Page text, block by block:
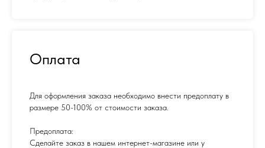
Оплата
Для оформления заказа необходимо внести предоплату в
размере 50-100% от стоимости заказа.
Предоплата:
Сделайте заказ в нашем интернет-магазине или у